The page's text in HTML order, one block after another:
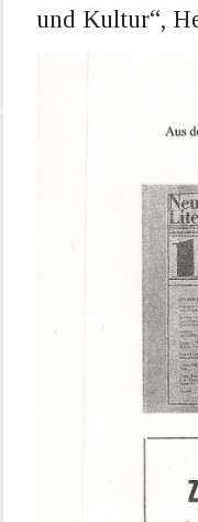
und Kultur“,